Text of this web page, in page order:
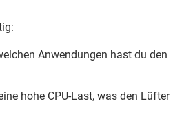
Anwendungen hast du den
hohe CPU-Last, was den Lüfter